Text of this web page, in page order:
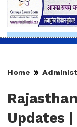
Home
Updates